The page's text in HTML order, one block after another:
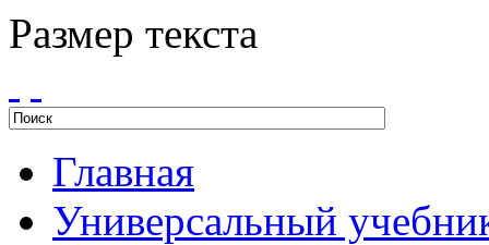
Размер текста
Главная
Универсальный